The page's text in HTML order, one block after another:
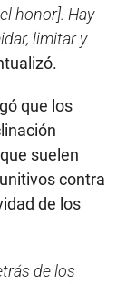
honor]. Hay
limitar y
que los
suelen
contra
de los
de los